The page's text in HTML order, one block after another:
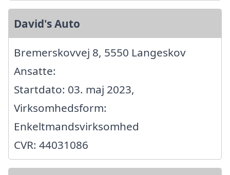
David's Auto
Bremerskovvej 8, 5550 Langeskov
Ansatte:
Startdato: 03. maj 2023,
Virksomhedsform:
Enkeltmandsvirksomhed
CVR: 44031086